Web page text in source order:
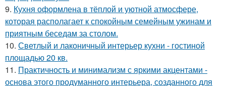
9. Кухня оформлена в тёплой и уютной атмосфере,
которая располагает к спокойным семейным ужинам и
приятным беседам за столом.
10. Светлый и лаконичный интерьер кухни - гостиной
площадью 20 кв.
11. Практичность и минимализм с яркими акцентами -
основа этого продуманного интерьера, созданного для